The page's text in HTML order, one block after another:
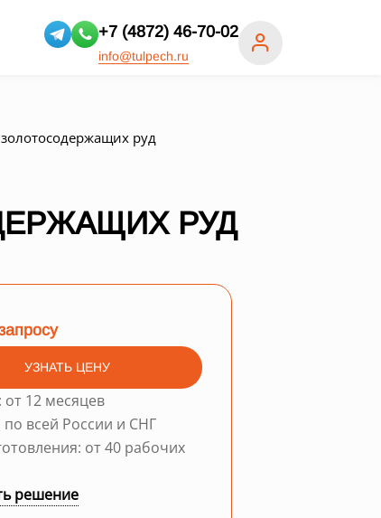
+7 (4872) 46-70-02
info@tulpech.ru
руд
РУД
УЗНАТЬ ЦЕНУ
от 12 месяцев
по всей России и СНГ
от 40 рабочих
решение